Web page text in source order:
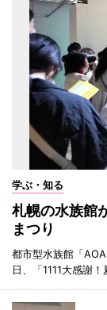
学ぶ・知る
札幌の水族館
まつり
都市型水族館「
日、「1111大感謝